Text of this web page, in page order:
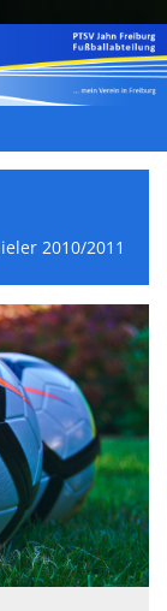
2010/2011